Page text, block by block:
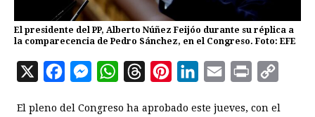
El presidente del PP, Alberto Núñez Feijóo durante su réplica a
la comparecencia de Pedro Sánchez, en el Congreso. Foto: EFE
X
c
M
s
W
a
r
n
n
a
i
p
El pleno del Congreso ha aprobado este jueves, con el